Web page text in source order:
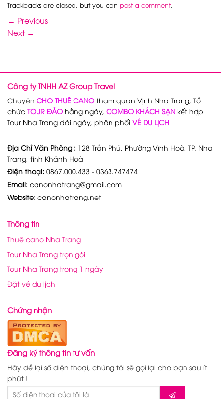
Trackbacks are closed, but you can post a comment.
← Previous
Next →
Công ty TNHH AZ Group Travel
Chuyên CHO THUÊ CANO tham quan Vịnh Nha Trang, Tổ
chức TOUR ĐẢO hằng ngày, COMBO KHÁCH SẠN kết hợp
Tour Nha Trang dài ngày, phân phối VÉ DU LỊCH
Địa Chỉ Văn Phòng : 128 Trần Phú, Phường Vĩnh Hoà, TP. Nha
Trang, tỉnh Khánh Hoà
Điện thoại: 0867.000.433 - 0363.747474
Email: canonhatrang@gmail.com
Website: canonhatrang.net
Thông tin
Thuê cano Nha Trang
Tour Nha Trang trọn gói
Tour Nha Trang trong 1 ngày
Đặt vé du lịch
Chứng nhận
Đăng ký thông tin tư vấn
Hãy để lại số điện thoại, chúng tôi sẽ gọi lại cho bạn sau ít
phút !